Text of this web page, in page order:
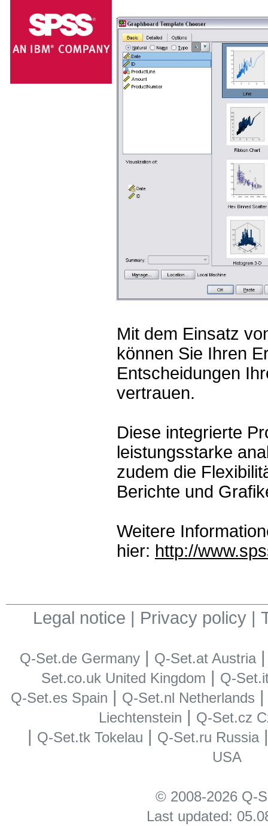
Mit dem Einsatz
können Sie Ihren
Entscheidungen
vertrauen.
Diese integrierte
leistungsstarke
zudem die
Berichte und
Weitere
hier: http://
Legal notice | Privacy policy|
Q-Set.de Germany| Q-Set.at Austria
Set.co.uk United Kingdom | Q-
Q-Set.es Spain | Q-Set.nl Netherlands
Liechtenstein | Q-Set.cz
| Q-Set.tk Tokelau | Q-Set.ru Russia
USA
© 2008-2026 Q-
Last updated: